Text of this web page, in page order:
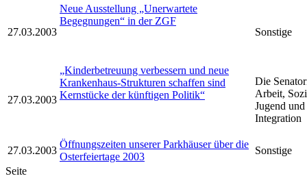
27.03.2003
Neue Ausstellung „Unerwartete
Begegnungen“ in der ZGF
Sonstige
27.03.2003
„Kinderbetreuung verbessern und neue
Krankenhaus-Strukturen schaffen sind
Kernstücke der künftigen Politik“
Die
Arbeit,
Jugend und
Integration
27.03.2003
Öffnungszeiten unserer Parkhäuser über die
Osterfeiertage 2003
Sonstige
Seite